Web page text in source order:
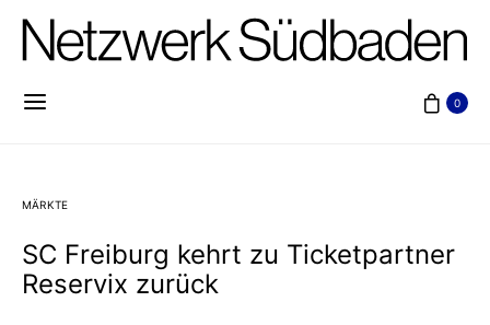
0
MÄRKTE
SC Freiburg kehrt zu Ticketpartner
Reservix zurück